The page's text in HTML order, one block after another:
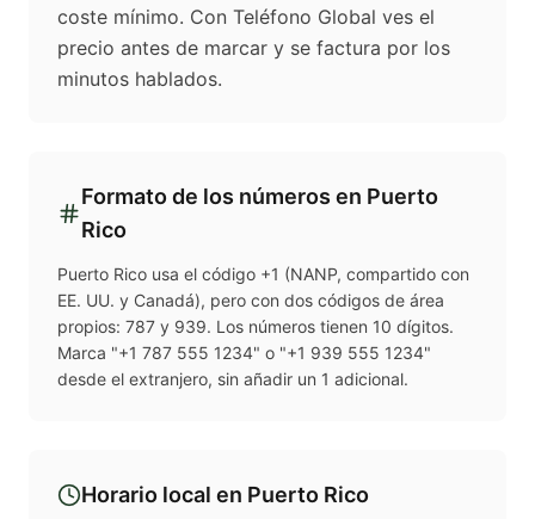
coste mínimo. Con Teléfono Global ves el
precio antes de marcar y se factura por los
minutos hablados.
Formato de los números en Puerto
Rico
Puerto Rico usa el código +1 (NANP, compartido con
EE. UU. y Canadá), pero con dos códigos de área
propios: 787 y 939. Los números tienen 10 dígitos.
Marca "+1 787 555 1234" o "+1 939 555 1234"
desde el extranjero, sin añadir un 1 adicional.
Horario local en Puerto Rico